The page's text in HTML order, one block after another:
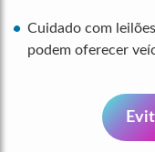
Cuidado com
podem oferecer